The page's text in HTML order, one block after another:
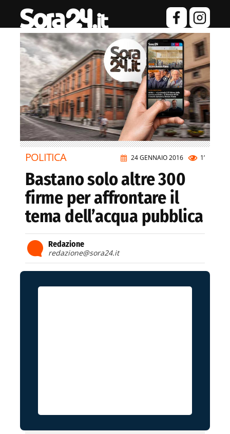
24 GENNAIO 2016 1’
POLITICA
Bastano solo altre 300
firme per affrontare il
tema dell’acqua pubblica
Redazione
redazione@sora24.it